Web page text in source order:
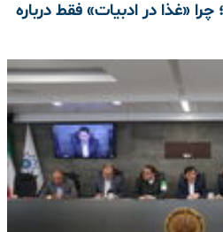
«غذا در ادبیات» فقط درباره